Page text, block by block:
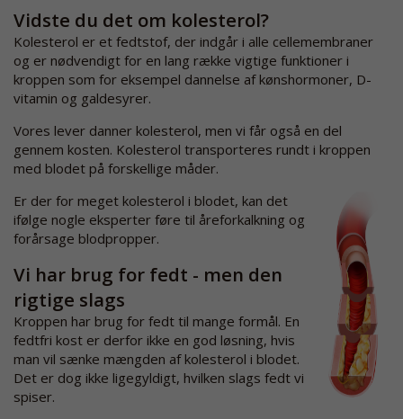
Vidste du det om kolesterol?
Kolesterol er et fedtstof, der indgår i alle cellemembraner
og er nødvendigt for en lang række vigtige funktioner i
kroppen som for eksempel dannelse af kønshormoner, D-
vitamin og galdesyrer.
Vores lever danner kolesterol, men vi får også en del
gennem kosten. Kolesterol transporteres rundt i kroppen
med blodet på forskellige måder.
Er der for meget kolesterol i blodet, kan det
ifølge nogle eksperter føre til åreforkalkning og
forårsage blodpropper.
Vi har brug for fedt - men den
rigtige slags
Kroppen har brug for fedt til mange formål. En
fedtfri kost er derfor ikke en god løsning, hvis
man vil sænke mængden af kolesterol i blodet.
Det er dog ikke ligegyldigt, hvilken slags fedt vi
spiser.